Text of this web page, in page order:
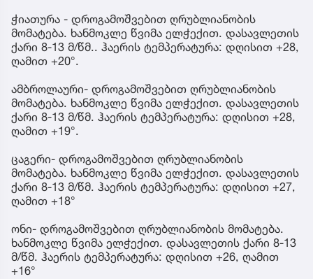
ჭიათურა - დროგამოშვებით ღრუბლიანობის
მომატება. ხანმოკლე წვიმა ელჭექით. დასავლეთის
ქარი 8-13 მ/წმ.. ჰაერის ტემპერატურა: დღისით +28,
ღამით +20°.
ამბროლაური- დროგამოშვებით ღრუბლიანობის
მომატება. ხანმოკლე წვიმა ელჭექით. დასავლეთის
ქარი 8-13 მ/წმ. ჰაერის ტემპერატურა: დღისით +28,
ღამით +19°.
ცაგერი- დროგამოშვებით ღრუბლიანობის
მომატება. ხანმოკლე წვიმა ელჭექით. დასავლეთის
ქარი 8-13 მ/წმ. ჰაერის ტემპერატურა: დღისით +27,
ღამით +18°
ონი- დროგამოშვებით ღრუბლიანობის მომატება.
ხანმოკლე წვიმა ელჭექით. დასავლეთის ქარი 8-13
მ/წმ. ჰაერის ტემპერატურა: დღისით +26, ღამით
+16°